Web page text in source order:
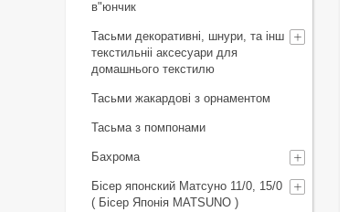
в"юнчик
Тасьми декоративні, шнури, та інш
текстильніі аксесуари для
домашнього текстилю
Тасьми жакардові з орнаментом
Тасьма з помпонами
Бахрома
Бісер японский Матсуно 11/0, 15/0
( Бісер Японія MATSUNO )